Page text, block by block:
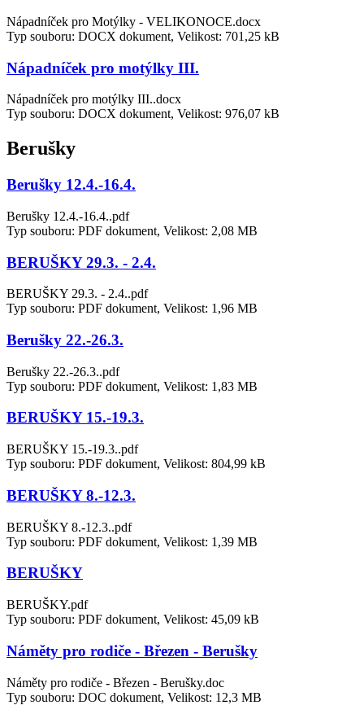
Nápadníček pro Motýlky - VELIKONOCE.docx
Typ souboru: DOCX dokument, Velikost: 701,25 kB
Nápadníček pro motýlky III.
Nápadníček pro motýlky III..docx
Typ souboru: DOCX dokument, Velikost: 976,07 kB
Berušky
Berušky 12.4.-16.4.
Berušky 12.4.-16.4..pdf
Typ souboru: PDF dokument, Velikost: 2,08 MB
BERUŠKY 29.3. - 2.4.
BERUŠKY 29.3. - 2.4..pdf
Typ souboru: PDF dokument, Velikost: 1,96 MB
Berušky 22.-26.3.
Berušky 22.-26.3..pdf
Typ souboru: PDF dokument, Velikost: 1,83 MB
BERUŠKY 15.-19.3.
BERUŠKY 15.-19.3..pdf
Typ souboru: PDF dokument, Velikost: 804,99 kB
BERUŠKY 8.-12.3.
BERUŠKY 8.-12.3..pdf
Typ souboru: PDF dokument, Velikost: 1,39 MB
BERUŠKY
BERUŠKY.pdf
Typ souboru: PDF dokument, Velikost: 45,09 kB
Náměty pro rodiče - Březen - Berušky
Náměty pro rodiče - Březen - Berušky.doc
Typ souboru: DOC dokument, Velikost: 12,3 MB